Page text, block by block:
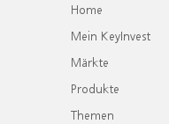
Home
Mein KeyInvest
Märkte
Produkte
Themen